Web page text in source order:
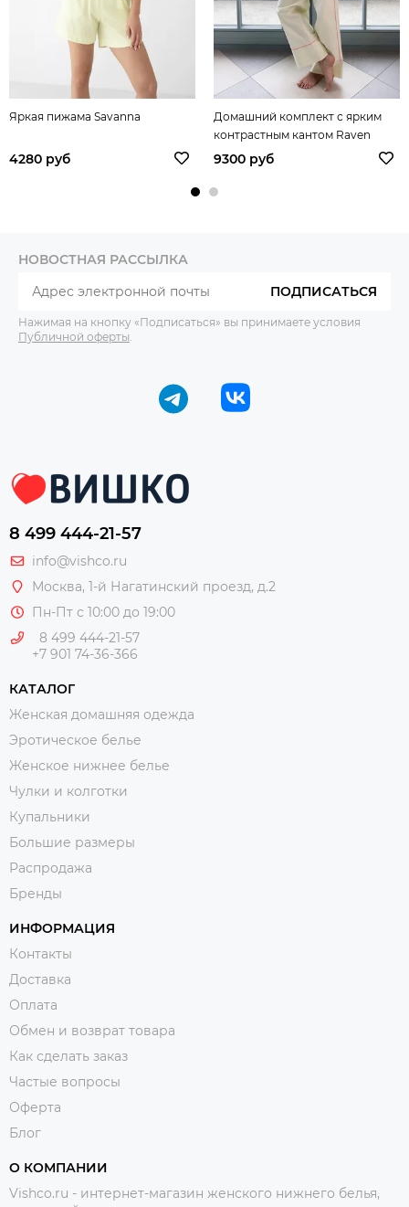
Яркая пижама Savanna
4280 руб
Домашний комплект с ярким
контрастным кантом Raven
9300 руб
НОВОСТНАЯ РАССЫЛКА
ПОДПИСАТЬСЯ
Нажимая на кнопку «Подписаться» вы принимаете условия
Публичной оферты
8 499 444-21-57
info@vishco.ru
Москва, 1-й Нагатинский проезд, д.2
Пн-Пт с 10:00 до 19:00
8 499 444-21-57
+7 901 74-36-366
КАТАЛОГ
Женская домашняя одежда
Эротическое белье
Женское нижнее белье
Чулки и колготки
Купальники
Большие размеры
Распродажа
Бренды
ИНФОРМАЦИЯ
Контакты
Доставка
Оплата
Обмен и возврат товара
Как сделать заказ
Частые вопросы
Оферта
Блог
О КОМПАНИИ
Vishco.ru - интернет-магазин женского нижнего белья,